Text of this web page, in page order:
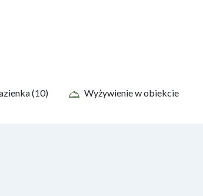
(10) Wyżywienie w obiekcie